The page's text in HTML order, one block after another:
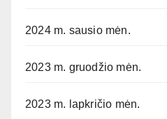
2024 m. sausio mėn.
2023 m. gruodžio mėn.
2023 m. lapkričio mėn.